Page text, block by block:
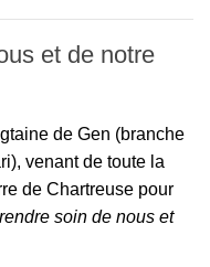
et de notre
de Gen (branche
venant de toute la
de Chartreuse pour
soin de nous et